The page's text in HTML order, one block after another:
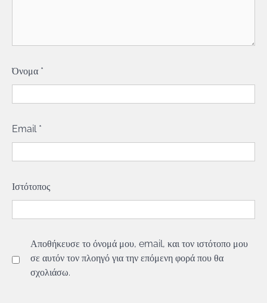
Όνομα *
Email *
Ιστότοπος
Αποθήκευσε το όνομά μου, email, και τον ιστότοπο μου
σε αυτόν τον πλοηγό για την επόμενη φορά που θα
σχολιάσω.